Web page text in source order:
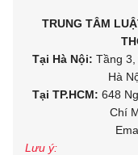
TRUNG TÂM
Tại Hà Nội: Tầng 3,
Hà
Tại TP.HCM: 648
Chí
Lưu ý: